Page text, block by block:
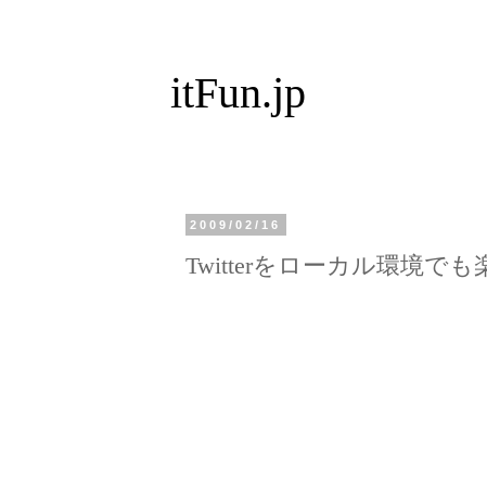
itFun.jp
2009/02/16
Twitterをローカル環境でも